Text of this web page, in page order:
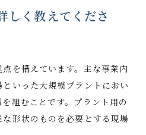
しく教えてくださ
を構えています。主な事業内
いった大規模プラントにおい
組むことです。プラント用の
形状のものを必要とする現場